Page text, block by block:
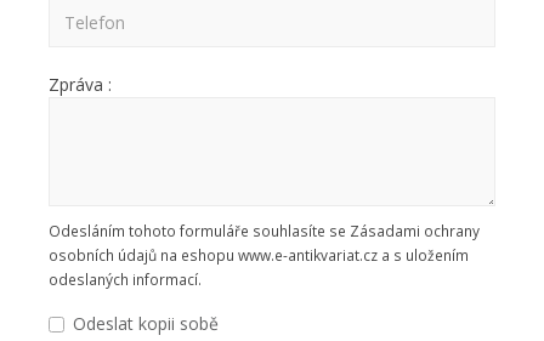
Zpráva :
Odesláním tohoto formuláře souhlasíte se Zásadami ochrany
osobních údajů na eshopu www.e-antikvariat.cz a s uložením
odeslaných informací.
Odeslat kopii sobě